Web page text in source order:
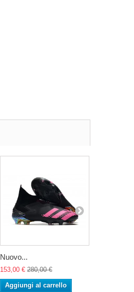
Nuovo...
153,00 € 280,00 €
Aggiungi al carrello